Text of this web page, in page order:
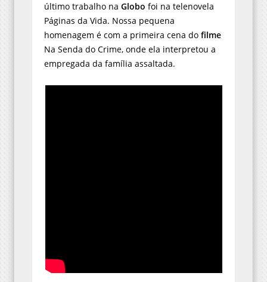
último trabalho na Globo foi na telenovela
Páginas da Vida. Nossa pequena
homenagem é com a primeira cena do filme
Na Senda do Crime, onde ela interpretou a
empregada da família assaltada.